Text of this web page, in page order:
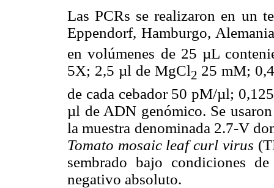
Las PCRs se realizaron en un
Eppendorf, Hamburgo,
en volúmenes de 25 µL
5X; 2,5 µl de MgCl2 25 mM;
de cada cebador 50 pM/µl;
µl de ADN genómico. Se
la muestra denominada 2.7-V
Tomato mosaic leaf curl virus
sembrado bajo condiciones
negativo absoluto.